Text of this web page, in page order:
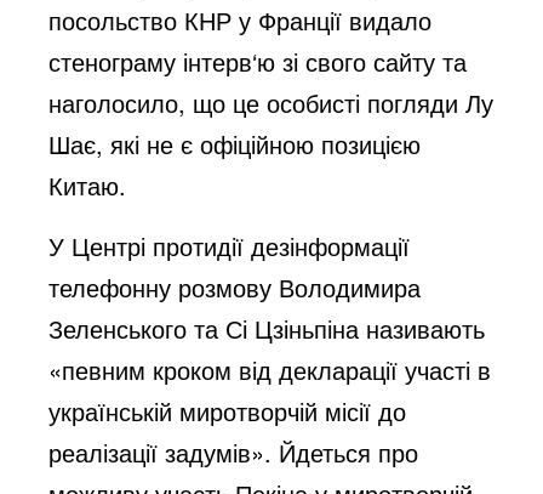
посольство КНР у Франції видало
стенограму інтерв‘ю зі свого сайту та
наголосило, що це особисті погляди Лу
Шає, які не є офіційною позицією
Китаю.
У Центрі протидії дезінформації
телефонну розмову Володимира
Зеленського та Сі Цзіньпіна називають
«певним кроком від декларації участі в
українській миротворчій місії до
реалізації задумів». Йдеться про